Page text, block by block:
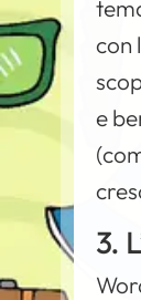
con
e
3.